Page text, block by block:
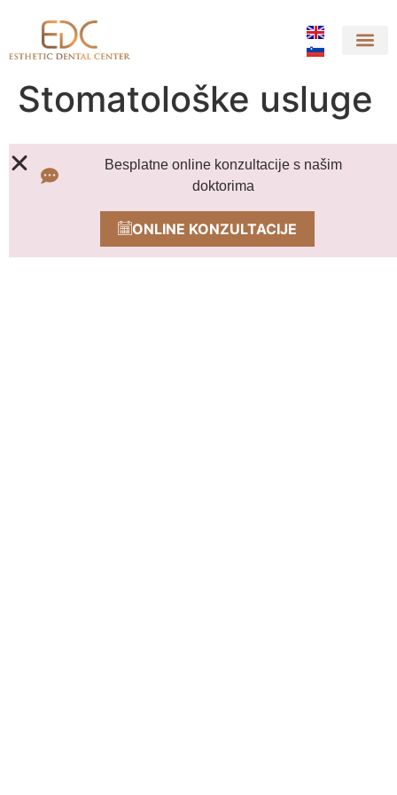
Stomatološke usluge
Besplatne online konzultacije s našim
doktorima
ONLINE KONZULTACIJE